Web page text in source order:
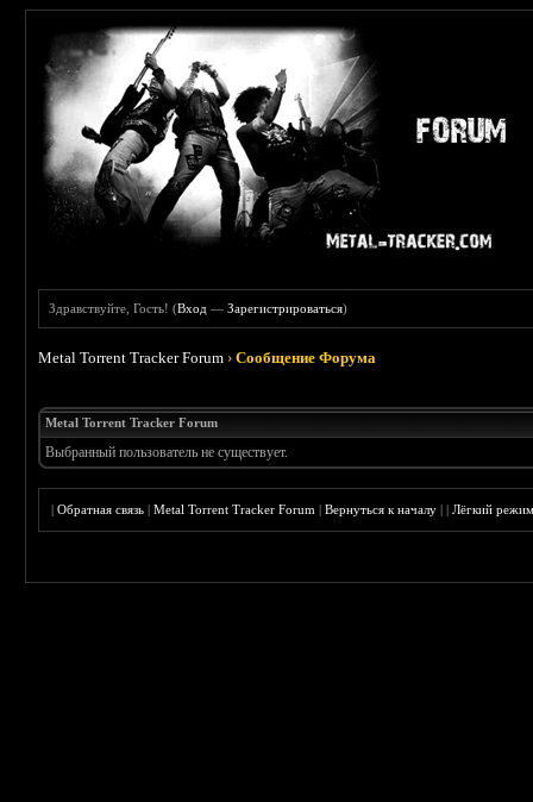
Здравствуйте, Гость! (Вход —Зарегистрироваться)
Metal Torrent Tracker Forum ›Сообщение Форума
Metal Torrent Tracker Forum
Выбранный пользователь не существует.
|Обратная связь |Metal Torrent Tracker Forum |Вернуться к началу ||Лёгкий